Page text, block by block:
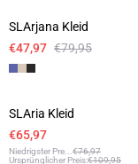
SLArjana Kleid
€47,97 €79,95
Leinen
- 40%
SLAria Kleid
€65,97
Niedrigster Pre
€76,97
Ursprünglicher Preis:€109,95